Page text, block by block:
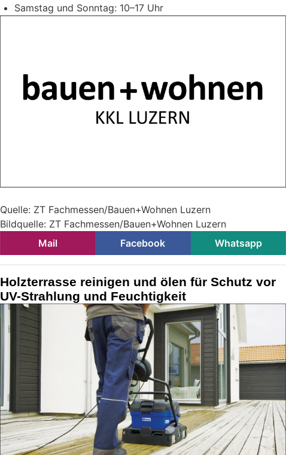
Samstag und Sonntag: 10–17 Uhr
Quelle: ZT Fachmessen/Bauen+Wohnen Luzern
Bildquelle: ZT Fachmessen/Bauen+Wohnen Luzern
Mail
Facebook Whatsapp
Holzterrasse reinigen und ölen für Schutz vor
UV-Strahlung und Feuchtigkeit